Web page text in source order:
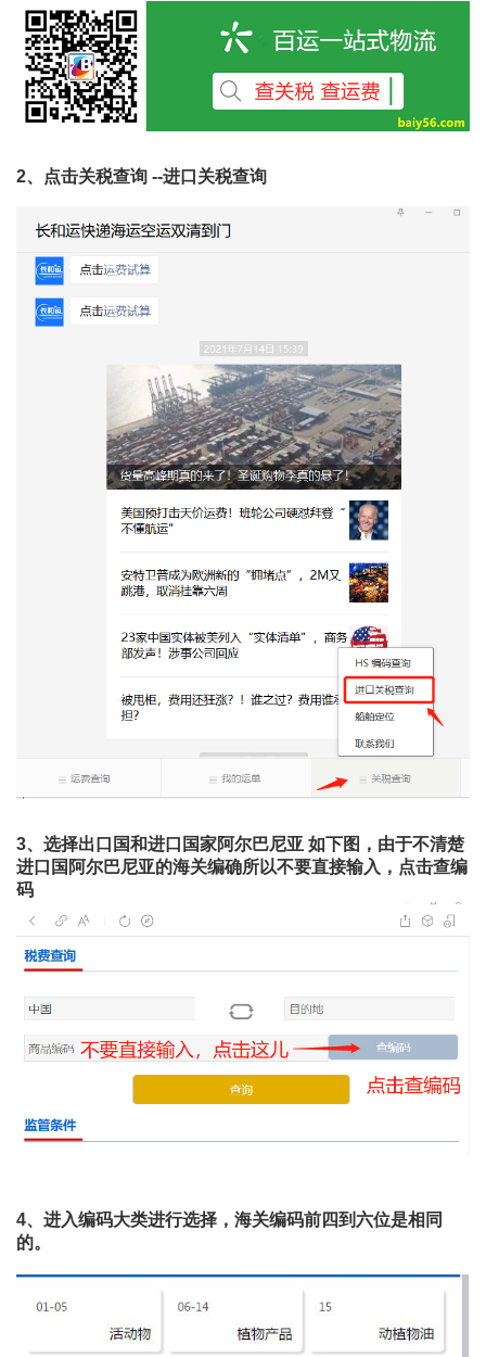
2、点击关税查询 --进口关税查询
3、选择出口国和进口国家阿尔巴尼亚 如下图，由于不清楚
进口国阿尔巴尼亚的海关编确所以不要直接输入，点击查编
码
4、进入编码大类进行选择，海关编码前四到六位是相同
的。